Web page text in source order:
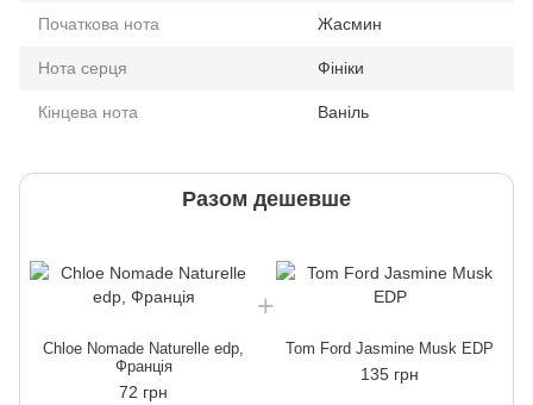
Початкова нота Жасмин
Нота серця Фініки
Кінцева нота Ваніль
Разом дешевше
Chloe Nomade Naturelle edp,
Франція
72 грн
Tom Ford Jasmine Musk EDP
135 грн